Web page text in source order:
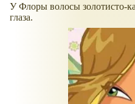
У Флоры волосы золотисто-
глаза.